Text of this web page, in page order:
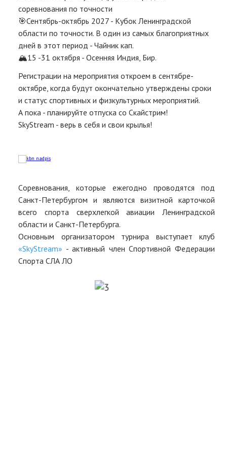
соревнования по точности
🎯Сентябрь-октябрь 2027 - Кубок Ленинградской
области по точности. В один из самых благоприятных
дней в этот период - Чайник кап.
🏔️15 -31 октября - Осенняя Индия, Бир.
Регистрации на мероприятия откроем в сентябре-
октябре, когда будут окончательно утверждены сроки
и статус спортивных и физкультурных мероприятий.
А пока - планируйте отпуска со Скайстрим!
SkyStream - верь в себя и свои крылья!
Cоревнования, которые ежегодно проводятся под
Санкт-Петербургом и являются визитной карточкой
всего спорта сверхлегкой авиации Ленинградской
области и Санкт-Петербурга.
Основным организатором турнира выступает клуб
«SkyStream» - активный член Спортивной Федерации
Спорта СЛА ЛО